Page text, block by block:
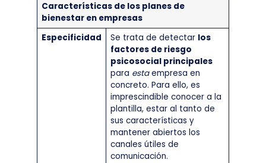
Características de los planes de
bienestar en empresas
Especificidad
Se trata de detectar los
factores de riesgo
psicosocial principales
para estaempresa en
concreto. Para ello, es
imprescindible conocer a la
plantilla, estar al tanto de
sus características y
mantener abiertos los
canales útiles de
comunicación.